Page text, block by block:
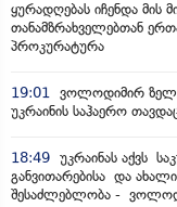
ყურადღებას იჩენდა მის
თანამზრახველებთან
პროკურატურა
19:01 ვოლოდიმირ
უკრაინის საჰაერო
18:49 უკრაინას აქვს
განვითარებისა და ახალი
შესაძლებლობა -